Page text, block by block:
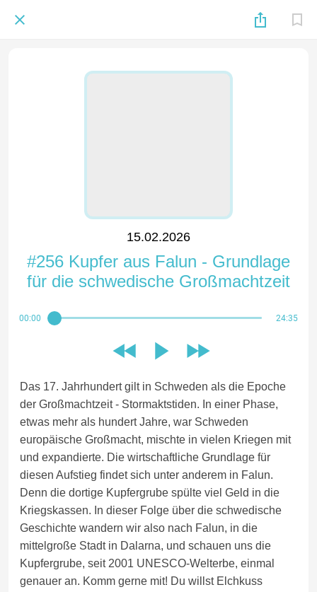
15.02.2026
#256 Kupfer aus Falun - Grundlage
für die schwedische Großmachtzeit
00:00 24:35
Das 17. Jahrhundert gilt in Schweden als die Epoche
der Großmachtzeit - Stormaktstiden. In einer Phase,
etwas mehr als hundert Jahre, war Schweden
europäische Großmacht, mischte in vielen Kriegen mit
und expandierte. Die wirtschaftliche Grundlage für
diesen Aufstieg findet sich unter anderem in Falun.
Denn die dortige Kupfergrube spülte viel Geld in die
Kriegskassen. In dieser Folge über die schwedische
Geschichte wandern wir also nach Falun, in die
mittelgroße Stadt in Dalarna, und schauen uns die
Kupfergrube, seit 2001 UNESCO-Welterbe, einmal
genauer an. Komm gerne mit! Du willst Elchkuss